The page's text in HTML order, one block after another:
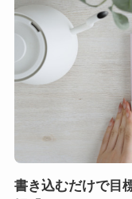
書き込むだけで目